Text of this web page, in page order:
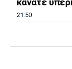
κάνατε
21:50
Ο Ζορζίνιο